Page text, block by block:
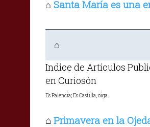
⌂ Santa María es una
⌂
Indice de Artículos
en Curiosón
Es Palencia; Es Castilla, oiga
⌂ Primavera en la